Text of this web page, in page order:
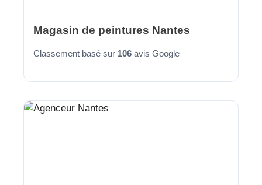
Magasin de peintures Nantes
Classement basé sur 106 avis Google